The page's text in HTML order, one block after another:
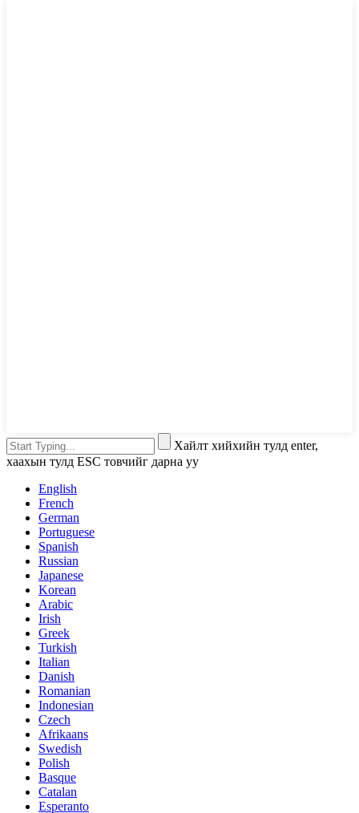
Хайлт хийхийн тулд enter,
хаахын тулд ESC товчийг дарна уу
English
French
German
Portuguese
Spanish
Russian
Japanese
Korean
Arabic
Irish
Greek
Turkish
Italian
Danish
Romanian
Indonesian
Czech
Afrikaans
Swedish
Polish
Basque
Catalan
Esperanto